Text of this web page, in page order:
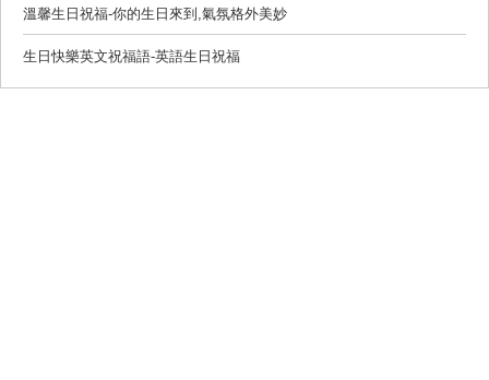
溫馨生日祝福-你的生日來到,氣氛格外美妙
生日快樂英文祝福語-英語生日祝福